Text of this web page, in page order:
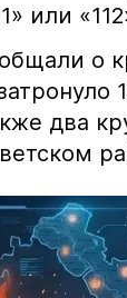
или
о
два